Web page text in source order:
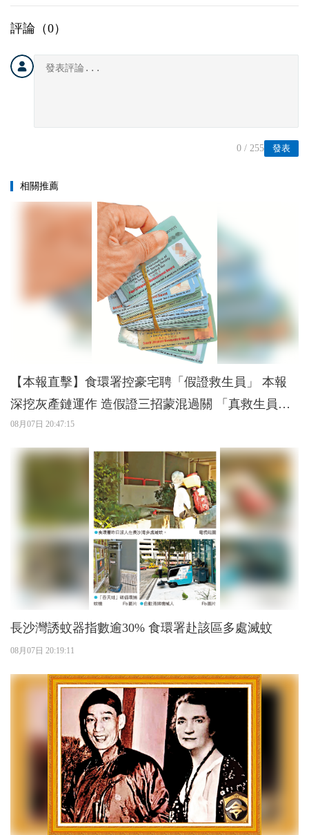
評論（0）
發表
0 / 255
相關推薦
【本報直擊】食環署控豪宅聘「假證救生員」 本報
深挖灰產鏈運作 造假證三招蒙混過關 「真救生員」
搵食更難
08月07日 20:47:15
長沙灣誘蚊器指數逾30% 食環署赴該區多處滅蚊
08月07日 20:19:11